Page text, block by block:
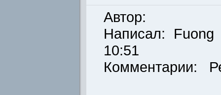
Автор:
Написал: Fuong
10:51
Комментарии: